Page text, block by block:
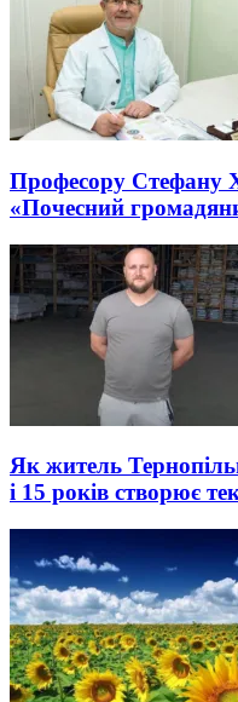
Професору Стефану
«Почесний
Як житель
і 15 років створює